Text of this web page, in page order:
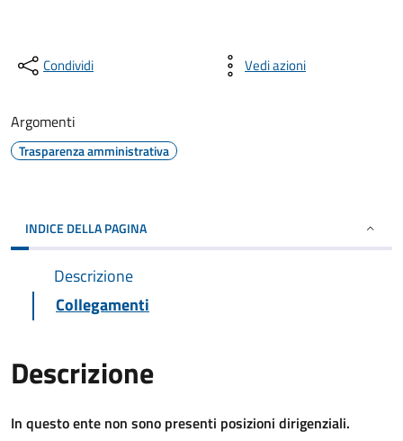
Condividi Vedi azioni
Argomenti
Trasparenza amministrativa
INDICE DELLA PAGINA
Descrizione
Collegamenti
Descrizione
In questo ente non sono presenti posizioni dirigenziali.